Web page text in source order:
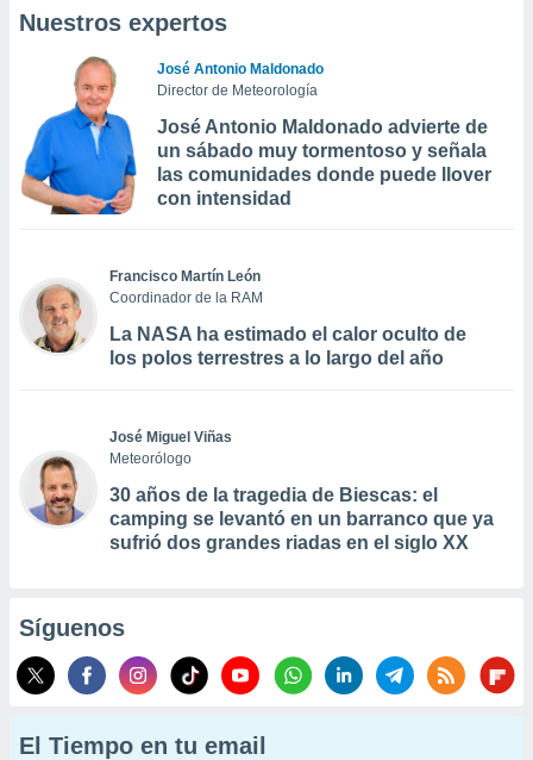
Nuestros expertos
José Antonio Maldonado
Director de Meteorología
José Antonio Maldonado advierte de
un sábado muy tormentoso y señala
las comunidades donde puede llover
con intensidad
Francisco Martín León
Coordinador de la RAM
La NASA ha estimado el calor oculto de
los polos terrestres a lo largo del año
José Miguel Viñas
Meteorólogo
30 años de la tragedia de Biescas: el
camping se levantó en un barranco que ya
sufrió dos grandes riadas en el siglo XX
Síguenos
El Tiempo en tu email